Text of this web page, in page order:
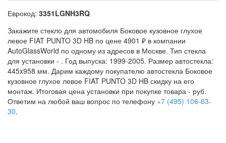
Еврокод: 3351LGNH3RQ
Закажите стекло для автомобиля Боковое кузовное глухое
левое FIAT PUNTO 3D HB по цене 4901 ₽ в компании
AutoGlassWorld по одному из адресов в Москве. Тип стекла
для установки - . Год выпуска: 1999-2005. Размер автостекла:
445x958 мм. Дарим каждому покупателю автостекла Боковое
кузовное глухое левое FIAT PUNTO 3D HB скидку на его
монтаж. Итоговая цена установки при покупке товара - руб.
Ответим на любой ваш вопрос по телефону +7 (495) 106-63-
30.